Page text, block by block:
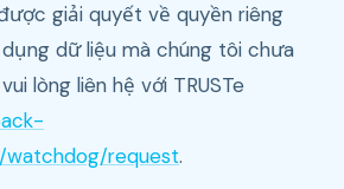
giải quyết về quyền riêng
dữ liệu mà chúng tôi chưa
lòng liên hệ với TRUSTe
request.